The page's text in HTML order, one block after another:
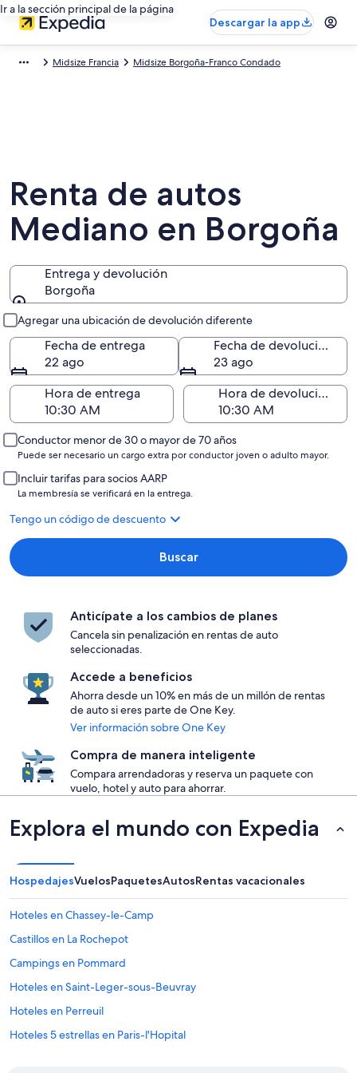
Ir a la sección principal de la página
Descargar la app
Midsize Francia Midsize Borgoña-Franco Condado
Renta de autos
Mediano en Borgoña
Entrega y devolución
Borgoña
Agregar una ubicación de devolución diferente
Fecha de entrega
22 ago
Fecha de devolución
23 ago
Hora de entrega
Hora de devolución
Conductor menor de 30 o mayor de 70 años
Puede ser necesario un cargo extra por conductor joven o adulto mayor.
Incluir tarifas para socios AARP
La membresía se verificará en la entrega.
Tengo un código de descuento
Buscar
Anticípate a los cambios de planes
Cancela sin penalización en rentas de auto
seleccionadas.
Accede a beneficios
Ahorra desde un 10% en más de un millón de rentas
de auto si eres parte de One Key.
Ver información sobre One Key
Compra de manera inteligente
Compara arrendadoras y reserva un paquete con
vuelo, hotel y auto para ahorrar.
Explora el mundo con Expedia
HospedajesVuelosPaquetesAutosRentas vacacionales
Hoteles en Chassey-le-Camp
Castillos en La Rochepot
Campings en Pommard
Hoteles en Saint-Leger-sous-Beuvray
Hoteles en Perreuil
Hoteles 5 estrellas en Paris-l'Hopital